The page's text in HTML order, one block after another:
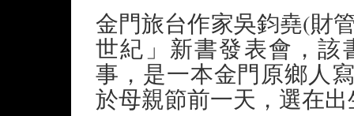
金門旅台作家吳鈞堯(財
世紀」新書發表會，該
事，是一本金門原鄉人
於母親節前一天，選在